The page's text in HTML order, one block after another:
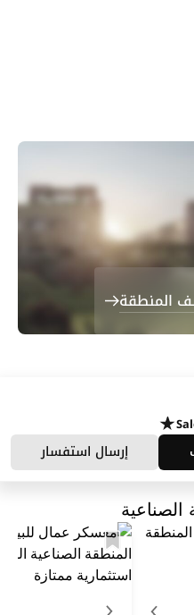
المنطقة
إرسال استفسار